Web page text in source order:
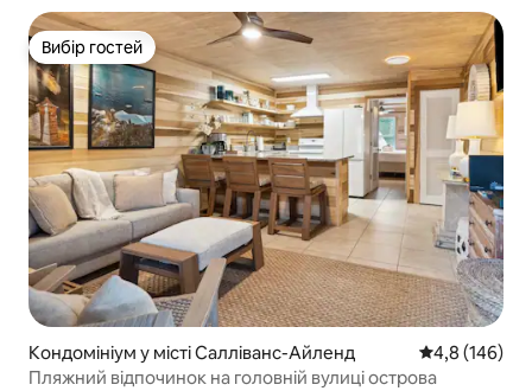
Вибір гостей
Вибір гостей
Кондомініум у місті Салліванс-Айленд Середня
4,8 (146)
Пляжний відпочинок на головній вулиці острова